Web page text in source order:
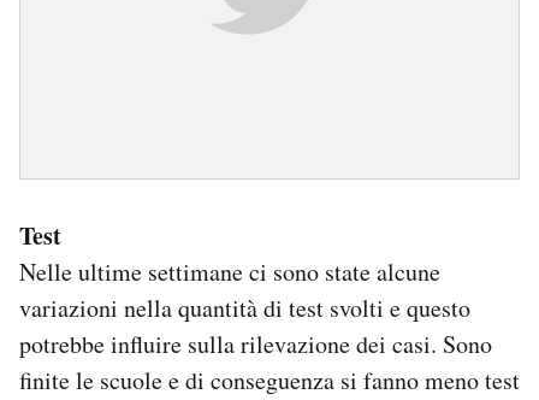
Test
Nelle ultime settimane ci sono state alcune
variazioni nella quantità di test svolti e questo
potrebbe influire sulla rilevazione dei casi. Sono
finite le scuole e di conseguenza si fanno meno test